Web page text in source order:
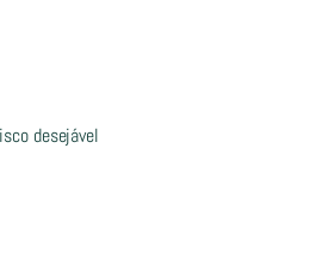
desejável